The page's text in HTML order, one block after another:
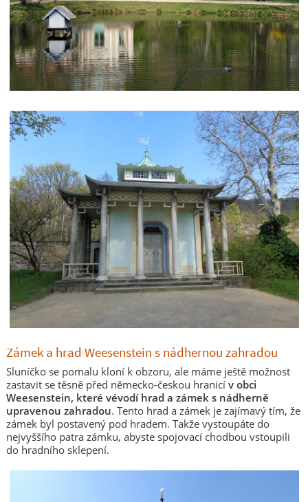
Zámek a hrad Weesenstein s nádhernou zahradou
Sluníčko se pomalu kloní k obzoru, ale máme ještě možnost
zastavit se těsně před německo-českou hranicí v obci
Weesenstein, které vévodí hrad a zámek s nádherně
upravenou zahradou. Tento hrad a zámek je zajímavý tím, že
zámek byl postavený pod hradem. Takže vystoupáte do
nejvyššího patra zámku, abyste spojovací chodbou vstoupili
do hradního sklepení.